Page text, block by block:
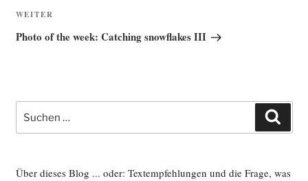
Nächster
Beitrag
WEITER
Photo of the week: Catching snowflakes III
nach:
Über dieses Blog ... oder: Textempfehlungen und die Frage, was